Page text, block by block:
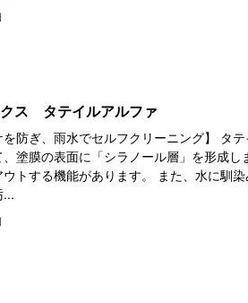
ス タテイルアルファ
を防ぎ、雨水でセルフクリーニング】 タ
塗膜の表面に「シラノール層」を形成し
トする機能があります。 また、水に馴
...